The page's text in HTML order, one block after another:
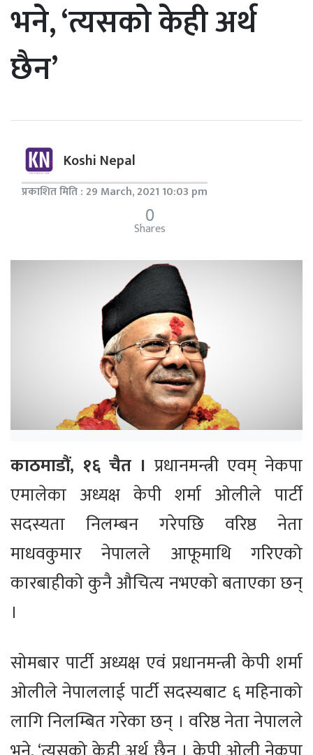
भने, ‘त्यसको केही अर्थ
छैन’
Koshi Nepal
प्रकाशित मिति : 29 March, 2021 10:03 pm
0
Shares
काठमाडौं, १६ चैत । प्रधानमन्त्री एवम् नेकपा
एमालेका अध्यक्ष केपी शर्मा ओलीले पार्टी
सदस्यता निलम्बन गरेपछि वरिष्ठ नेता
माधवकुमार नेपालले आफूमाथि गरिएको
कारबाहीको कुनै औचित्य नभएको बताएका छन्
।
सोमबार पार्टी अध्यक्ष एवं प्रधानमन्त्री केपी शर्मा
ओलीले नेपाललाई पार्टी सदस्यबाट ६ महिनाको
लागि निलम्बित गरेका छन् । वरिष्ठ नेता नेपालले